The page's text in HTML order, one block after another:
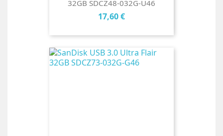
32GB SDCZ48-032G-U46
Cena
17,60 €